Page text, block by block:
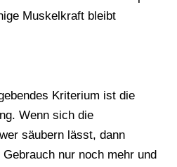
Muskelkraft bleibt
Kriterium ist die
Wenn sich die
säubern lässt, dann
nur noch mehr und